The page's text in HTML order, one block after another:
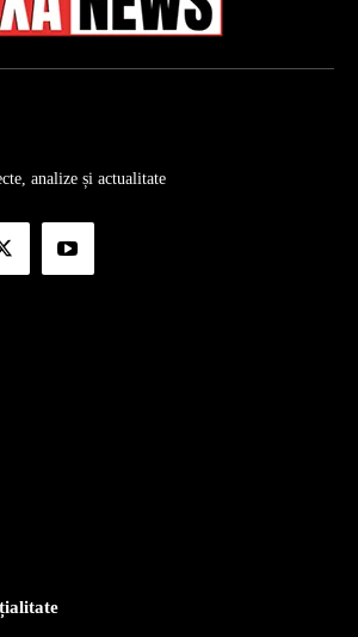
analize și actualitate